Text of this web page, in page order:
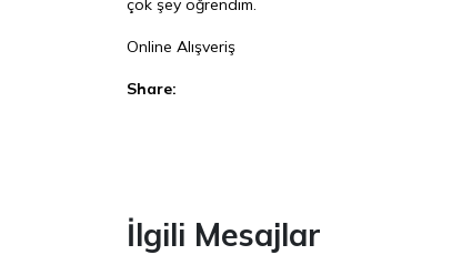
Online Alışveriş
Share:
İlgili Mesajlar